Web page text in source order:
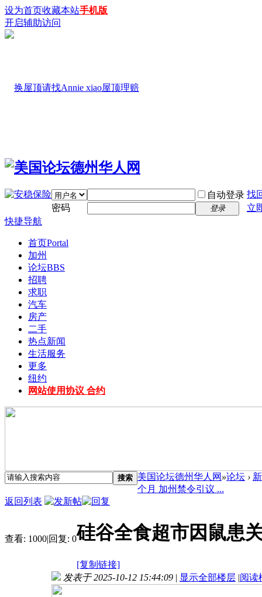
设为首页收藏本站手机版
开启辅助访问
自动登录 找
密码
登录
立
快捷导航
首页Portal
加州
论坛BBS
招聘
求职
汽车
房产
二手
热点新闻
生活服务
更多
纽约
网站使用协议 合约
搜索 美国论坛德州华人网 »论坛 ›
个月 加州禁令引议 ...
返回列表
查看: 1000|回复: 0硅谷全食超市因鼠患
[复制链接]
发表于 2025-10-12 15:44:09 | 显示全部楼层 |阅读